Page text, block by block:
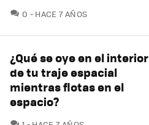
0 COMENTARIOS
HACE 7 AÑOS
¿Qué se oye en el interior
de tu traje espacial
mientras flotas en el
espacio?
COMENTARIOS